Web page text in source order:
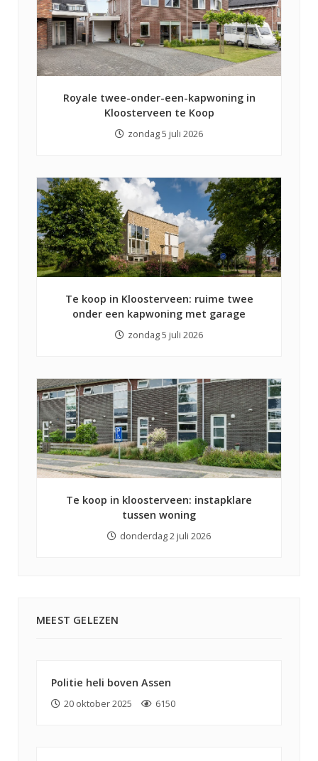
Royale twee-onder-een-kapwoning in
Kloosterveen te Koop
zondag 5 juli 2026
Te koop in Kloosterveen: ruime twee
onder een kapwoning met garage
zondag 5 juli 2026
Te koop in kloosterveen: instapklare
tussen woning
donderdag 2 juli 2026
MEEST GELEZEN
Politie heli boven Assen
20 oktober 2025 6150